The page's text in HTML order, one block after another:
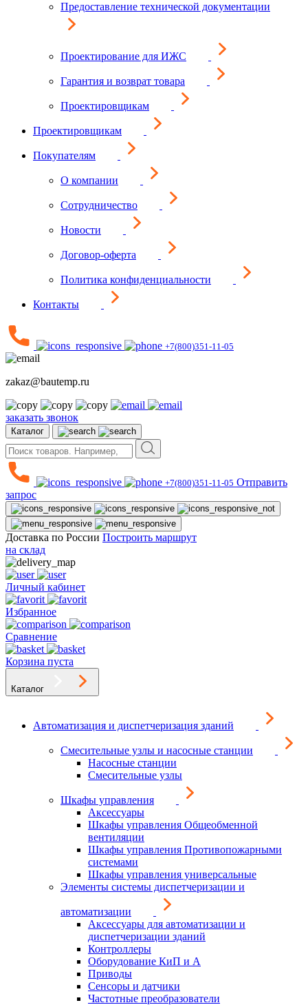
Предоставление технической документации
Проектирование для ИЖС
Гарантия и возврат товара
Проектировщикам
Проектировщикам
Покупателям
О компании
Сотрудничество
Новости
Договор-оферта
Политика конфиденциальности
Контакты
+7(800)351-11-05
zakaz@bautemp.ru
заказать звонок
Каталог
+7(800)351-11-05 Отправить
запрос
Доставка по России Построить маршрут
на склад
Личный кабинет
Избранное
Сравнение
Корзина пуста
Каталог
Автоматизация и диспетчеризация зданий
Смесительные узлы и насосные станции
Насосные станции
Смесительные узлы
Шкафы управления
Аксессуары
Шкафы управления Общеобменной
вентиляции
Шкафы управления Противопожарными
системами
Шкафы управления универсальные
Элементы системы диспетчеризации и
автоматизации
Аксессуары для автоматизации и
диспетчеризации зданий
Контроллеры
Оборудование КиП и А
Приводы
Сенсоры и датчики
Частотные преобразователи